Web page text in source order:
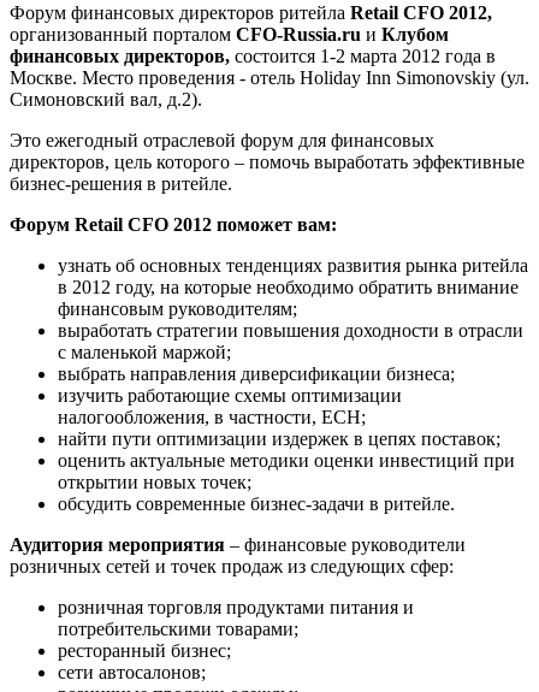
Форум финансовых директоров ритейла Retail CFO 2012,
организованный порталом CFO-Russia.ru и Клубом
финансовых директоров, состоится 1-2 марта 2012 года в
Москве. Место проведения - отель Holiday Inn Simonovskiy (ул.
Симоновский вал, д.2).
Это ежегодный отраслевой форум для финансовых
директоров, цель которого – помочь выработать эффективные
бизнес-решения в ритейле.
Форум Retail CFO 2012 поможет вам:
узнать об основных тенденциях развития рынка ритейла
в 2012 году, на которые необходимо обратить внимание
финансовым руководителям;
выработать стратегии повышения доходности в отрасли
с маленькой маржой;
выбрать направления диверсификации бизнеса;
изучить работающие схемы оптимизации
налогообложения, в частности, ЕСН;
найти пути оптимизации издержек в цепях поставок;
оценить актуальные методики оценки инвестиций при
открытии новых точек;
обсудить современные бизнес-задачи в ритейле.
Аудитория мероприятия – финансовые руководители
розничных сетей и точек продаж из следующих сфер:
розничная торговля продуктами питания и
потребительскими товарами;
ресторанный бизнес;
сети автосалонов;